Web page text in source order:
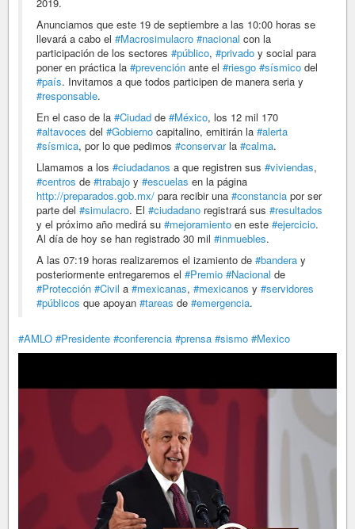
Anunciamos que este 19 de septiembre a las 10:00 horas se
llevará a cabo el #Macrosimulacro #nacional con la
participación de los sectores #público, #privado y social para
poner en práctica la #prevención ante el #riesgo #sísmico del
#país. Invitamos a que todos participen de manera seria y
#responsable.
En el caso de la #Ciudad de #México, los 12 mil 170
#altavoces del #Gobierno capitalino, emitirán la #alerta
#sísmica, por lo que pedimos #conservarla #calma.
Llamamos a los #ciudadanos a que registren sus #viviendas,
#centros de #trabajo y #escuelas en la página
http://preparados.gob.mx/ para recibir una #constancia por ser
parte del #simulacro. El #ciudadano registrará sus #resultados
y el próximo año medirá su #mejoramiento en este #ejercicio.
Al día de hoy se han registrado 30 mil #inmuebles.
A las 07:19 horas realizaremos el izamiento de #bandera y
posteriormente entregaremos el #Premio #Nacional de
#Protección #Civil a #mexicanas, #mexicanos y #servidores
#públicos que apoyan #tareas de #emergencia.
#AMLO #Presidente #conferencia #prensa #sismo #Mexico